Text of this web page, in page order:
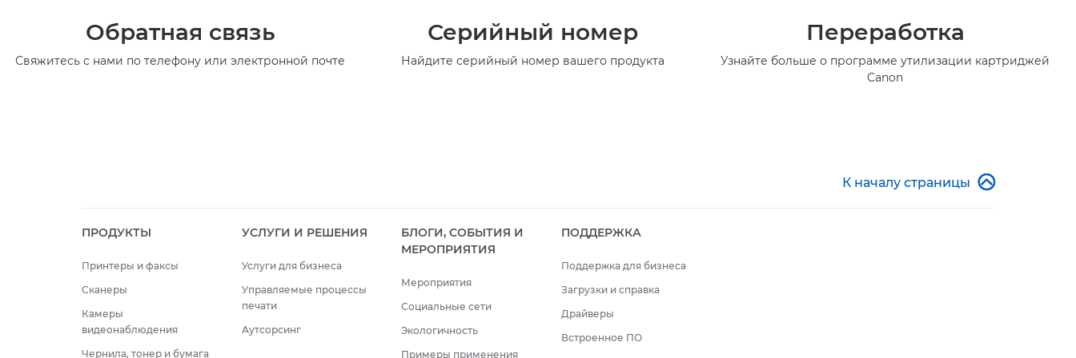
Обратная связь
Свяжитесь с нами по телефону или электронной почте
Серийный номер
Найдите серийный номер вашего продукта
Переработка
Узнайте больше о программе утилизации картриджей
Canon
К началу страницы 
ПРОДУКТЫ
Принтеры и факсы
Сканеры
Камеры
видеонаблюдения
Чернила, тонер и бумага
УСЛУГИ И РЕШЕНИЯ
Услуги для бизнеса
Управляемые процессы
печати
Аутсорсинг
БЛОГИ, СОБЫТИЯ И
МЕРОПРИЯТИЯ
Мероприятия
Социальные сети
Экологичность
Примеры применения
ПОДДЕРЖКА
Поддержка для бизнеса
Загрузки и справка
Драйверы
Встроенное ПО